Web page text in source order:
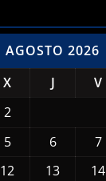
AGOSTO 2026
X J V
2
5 6 7
12 13 14